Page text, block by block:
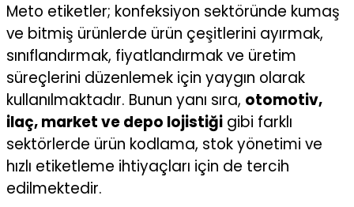
Meto etiketler; konfeksiyon sektöründe kumaş
ve bitmiş ürünlerde ürün çeşitlerini ayırmak,
sınıflandırmak, fiyatlandırmak ve üretim
süreçlerini düzenlemek için yaygın olarak
kullanılmaktadır. Bunun yanı sıra, otomotiv,
ilaç, market ve depo lojistiği gibi farklı
sektörlerde ürün kodlama, stok yönetimi ve
hızlı etiketleme ihtiyaçları için de tercih
edilmektedir.